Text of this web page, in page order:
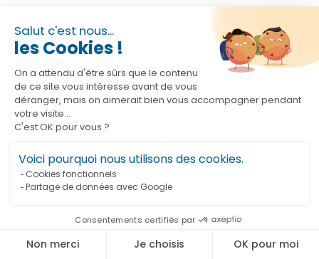
Salut c'est nous...
les Cookies !
On a attendu d'être sûrs que le contenu
de ce site vous intéresse avant de vous
déranger, mais on aimerait bien vous accompagner pendant
votre visite...
C'est OK pour vous ?
Voici pourquoi nous utilisons des cookies.
Cookies fonctionnels
Partage de données avec Google
Consentements certifiés par
Non merci Je choisis OK pour moi
Matador
3 produits
10 produits
Meripac
1 produit